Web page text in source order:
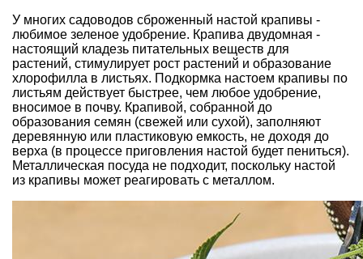
У многих садоводов сброженный настой крапивы -
любимое зеленое удобрение. Крапива двудомная -
настоящий кладезь питательных веществ для
растений, стимулирует рост растений и образование
хлорофилла в листьях. Подкормка настоем крапивы по
листьям действует быстрее, чем любое удобрение,
вносимое в почву. Крапивой, собранной до
образования семян (свежей или сухой), заполняют
деревянную или пластиковую емкость, не доходя до
верха (в процессе приговления настой будет пениться).
Металлическая посуда не подходит, поскольку настой
из крапивы может реагировать с металлом.